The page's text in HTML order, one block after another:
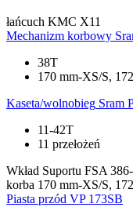
łańcuch KMC X11
Mechanizm korbowy
38T
170 mm-XS/S,
Kaseta/wolnobieg Sram
11-42T
11 przełożeń
Wkład Suportu FSA
korba 170 mm-XS/S,
Piasta przód VP 173SB